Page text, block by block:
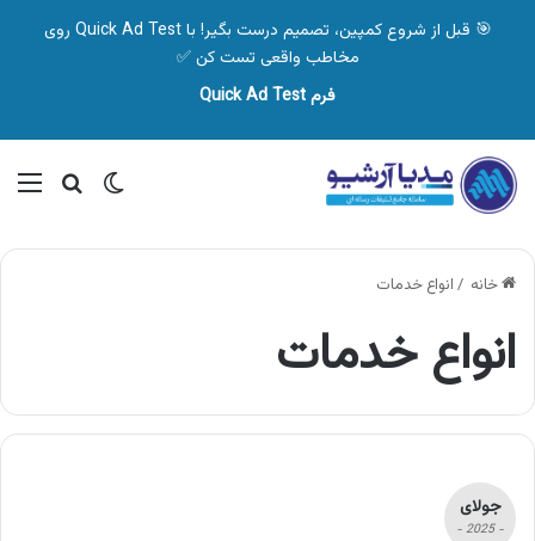
🎯 قبل از شروع کمپین، تصمیم درست بگیر! با Quick Ad Test روی
مخاطب واقعی تست کن ✅
فرم Quick Ad Test
تغییر پوسته
خانه / انواع خدمات
انواع خدمات
جولای
- 2025 -